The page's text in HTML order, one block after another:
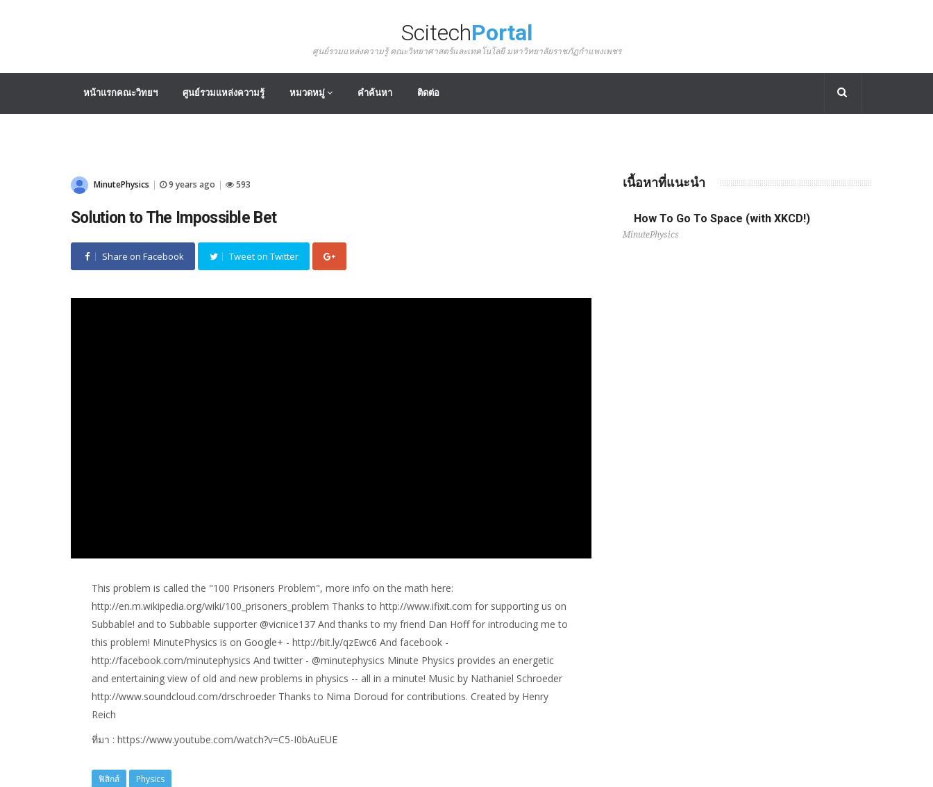
ScitechPortal
ศูนย์รวมแหล่งความรู้ คณะวิทยาศาสตร์และเทคโนโลยี มหาวิทยาลัยราชภัฏกำแพงเพชร
หน้าแรกคณะวิทยฯ ศูนย์รวมแหล่งความรู้ หมวดหมู่ คำค้นหา ติดต่อ
MinutePhysics 9 years ago 593
Solution to The Impossible Bet
Share on Facebook Tweet on Twitter
This problem is called the "100 Prisoners Problem", more info on the math here:
http://en.m.wikipedia.org/wiki/100_prisoners_problem Thanks to http://www.ifixit.com for supporting us on
Subbable! and to Subbable supporter @vicnice137 And thanks to my friend Dan Hoff for introducing me to
this problem! MinutePhysics is on Google+ - http://bit.ly/qzEwc6 And facebook -
http://facebook.com/minutephysics And twitter - @minutephysics Minute Physics provides an energetic
and entertaining view of old and new problems in physics -- all in a minute! Music by Nathaniel Schroeder
http://www.soundcloud.com/drschroeder Thanks to Nima Doroud for contributions. Created by Henry
Reich
ที่มา : https://www.youtube.com/watch?v=C5-I0bAuEUE
ฟิสิกส์ Physics
เนื้อหาที่แนะนำ
How To Go To Space (with XKCD!)
MinutePhysics